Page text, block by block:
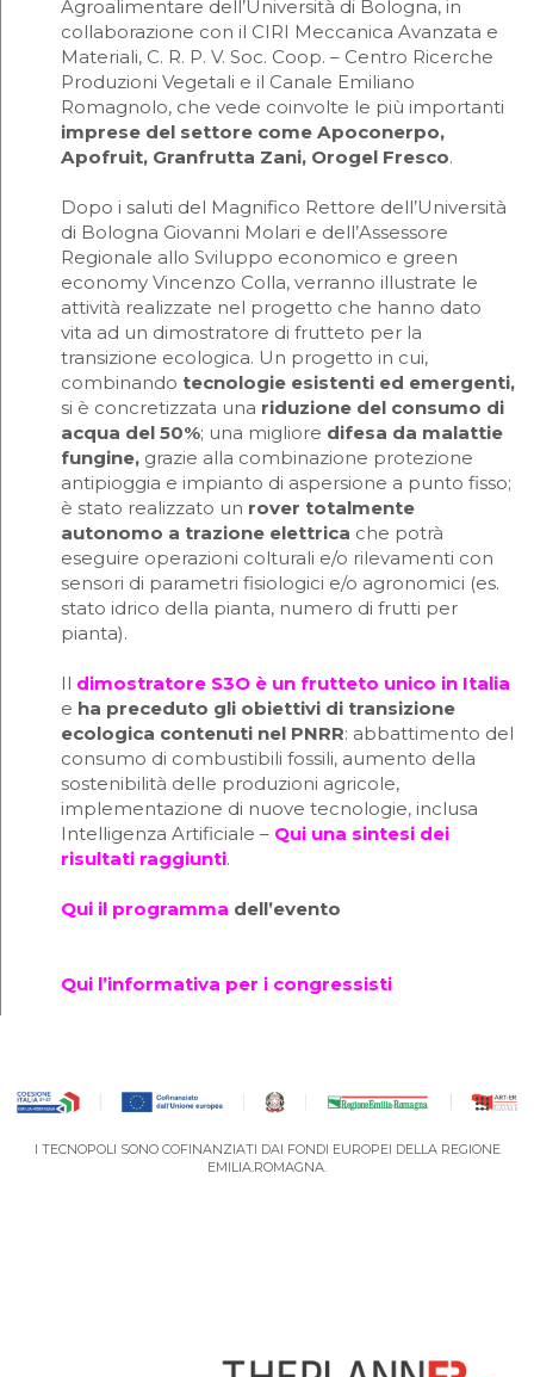
Agroalimentare dell’Università di Bologna, in
collaborazione con il CIRI Meccanica Avanzata e
Materiali, C. R. P. V. Soc. Coop. – Centro Ricerche
Produzioni Vegetali e il Canale Emiliano
Romagnolo, che vede coinvolte le più importanti
imprese del settore come Apoconerpo,
Apofruit, Granfrutta Zani, Orogel Fresco.
Dopo i saluti del Magnifico Rettore dell’Università
di Bologna Giovanni Molari e dell’Assessore
Regionale allo Sviluppo economico e green
economy Vincenzo Colla, verranno illustrate le
attività realizzate nel progetto che hanno dato
vita ad un dimostratore di frutteto per la
transizione ecologica. Un progetto in cui,
combinando tecnologie esistenti ed emergenti,
si è concretizzata una riduzione del consumo di
acqua del 50%; una migliore difesa da malattie
fungine, grazie alla combinazione protezione
antipioggia e impianto di aspersione a punto fisso;
è stato realizzato un rover totalmente
autonomo a trazione elettrica che potrà
eseguire operazioni colturali e/o rilevamenti con
sensori di parametri fisiologici e/o agronomici (es.
stato idrico della pianta, numero di frutti per
pianta).
Il dimostratore S3O è un frutteto unico in Italia
e ha preceduto gli obiettivi di transizione
ecologica contenuti nel PNRR: abbattimento del
consumo di combustibili fossili, aumento della
sostenibilità delle produzioni agricole,
implementazione di nuove tecnologie, inclusa
Intelligenza Artificiale – Qui una sintesi dei
risultati raggiunti.
Qui il programma dell’evento
Qui l’informativa per i congressisti
I TECNOPOLI SONO COFINANZIATI DAI FONDI EUROPEI DELLA REGIONE
EMILIA.ROMAGNA.